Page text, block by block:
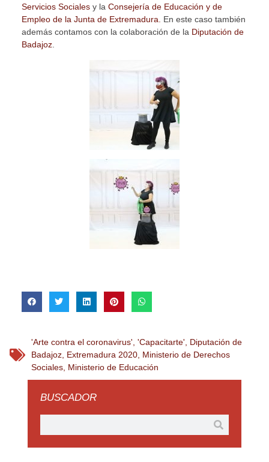
Servicios Socialesy la Consejería de Educación y de
Empleo de la Junta de Extremadura. En este caso también
además contamos con la colaboración de la Diputación de
Badajoz.
'Arte contra el coronavirus' 'Capacitarte'
Diputación de
Badajoz, Extremadura 2020, Ministerio de Derechos
Sociales, Ministerio de Educación
BUSCADOR